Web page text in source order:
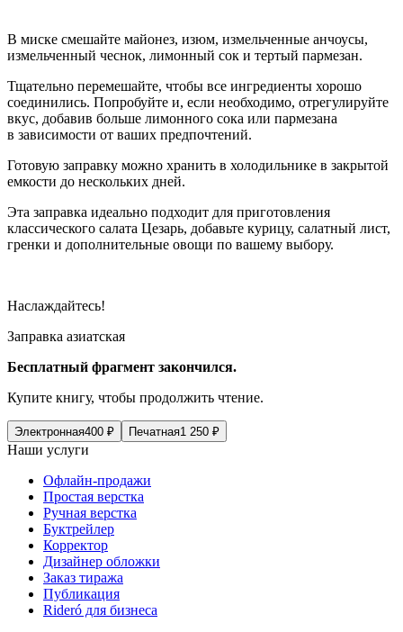
В миске смешайте майонез, изюм, измельченные анчоусы,
измельченный чеснок, лимонный сок и тертый пармезан.
Тщательно перемешайте, чтобы все ингредиенты хорошо
соединились. Попробуйте и, если необходимо, отрегулируйте
вкус, добавив больше лимонного сока или пармезана
в зависимости от ваших предпочтений.
Готовую заправку можно хранить в холодильнике в закрытой
емкости до нескольких дней.
Эта заправка идеально подходит для приготовления
классического салата Цезарь, добавьте курицу, салатный лист,
гренки и дополнительные овощи по вашему выбору.
Наслаждайтесь!
Заправка азиатская
Бесплатный фрагмент закончился.
Купите книгу, чтобы продолжить чтение.
Электронная400 ₽ Печатная1 250 ₽
Наши услуги
Офлайн-продажи
Простая верстка
Ручная верстка
Буктрейлер
Корректор
Дизайнер обложки
Заказ тиража
Публикация
Rideró для бизнеса